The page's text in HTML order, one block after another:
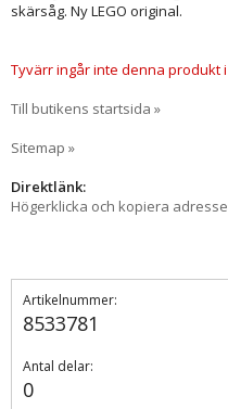
skärsåg. Ny LEGO original.
Tyvärr ingår inte denna produkt
Till butikens startsida »
Sitemap »
Direktlänk:
Högerklicka och kopiera
Artikelnummer:
8533781
Antal delar:
0